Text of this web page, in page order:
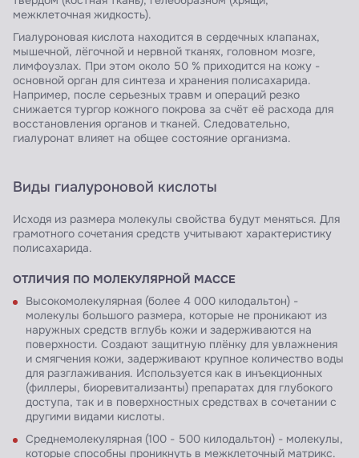
межклеточная жидкость).
Гиалуроновая кислота находится в сердечных клапанах,
мышечной, лёгочной и нервной тканях, головном мозге,
лимфоузлах. При этом около 50 % приходится на кожу -
основной орган для синтеза и хранения полисахарида.
Например, после серьезных травм и операций резко
снижается тургор кожного покрова за счёт её расхода для
восстановления органов и тканей. Следовательно,
гиалуронат влияет на общее состояние организма.
Виды гиалуроновой кислоты
Исходя из размера молекулы свойства будут меняться. Для
грамотного сочетания средств учитывают характеристику
полисахарида.
ОТЛИЧИЯ ПО МОЛЕКУЛЯРНОЙ МАССЕ
Высокомолекулярная (более 4 000 килодальтон) -
молекулы большого размера, которые не проникают из
наружных средств вглубь кожи и задерживаются на
поверхности. Создают защитную плёнку для увлажнения
и смягчения кожи, задерживают крупное количество воды
для разглаживания. Используется как в инъекционных
(филлеры, биоревитализанты) препаратах для глубокого
доступа, так и в поверхностных средствах в сочетании с
другими видами кислоты.
Среднемолекулярная (100 - 500 килодальтон) - молекулы,
которые способны проникнуть в межклеточный матрикс.